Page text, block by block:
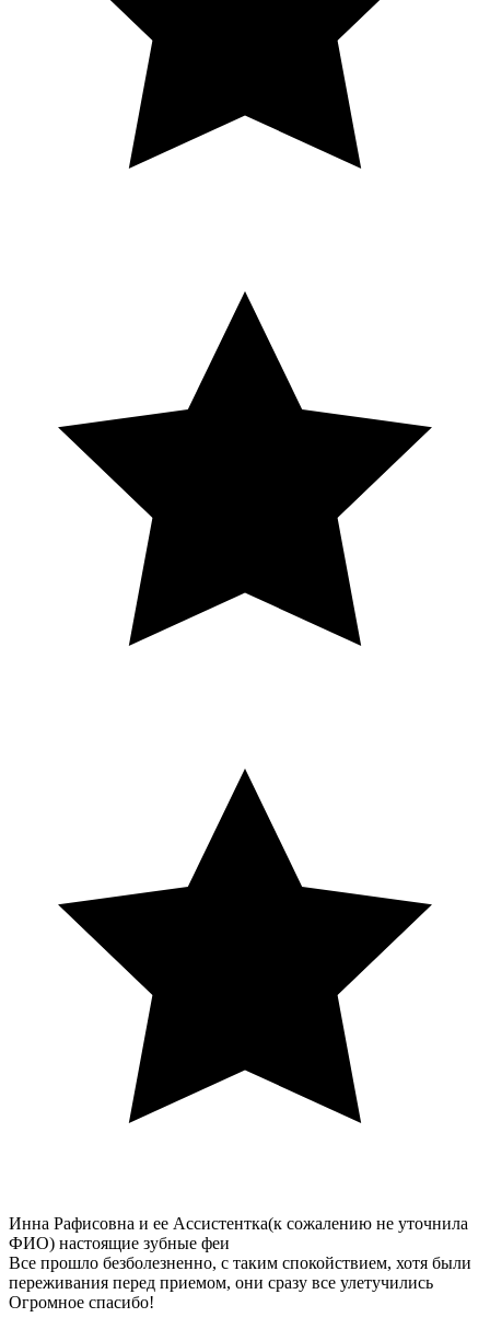
Инна Рафисовна и ее Ассистентка(к сожалению не уточнила
ФИО) настоящие зубные феи
Все прошло безболезненно, с таким спокойствием, хотя были
переживания перед приемом, они сразу все улетучились
Огромное спасибо!